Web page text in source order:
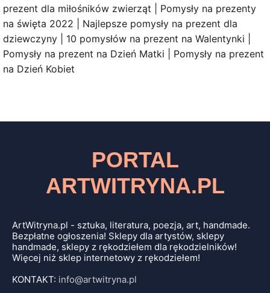
prezent dla miłośników zwierząt | Pomysły na prezenty
na święta 2022 | Najlepsze pomysły na prezent dla
dziewczyny | 10 pomysłów na prezent na Walentynki |
Pomysły na prezent na Dzień Matki | Pomysły na prezent
na Dzień Kobiet
PORTAL
ARTWITRYNA.PL
ArtWitryna.pl - sztuka, literatura, poezja, art, handmade.
Bezpłatne ogłoszenia! Sklepy dla artystów, sklepy
handmade, sklepy z rękodziełem dla rękodzielników!
Więcej niż sklep internetowy z rękodziełem!
KONTAKT: info@artwitryna.pl